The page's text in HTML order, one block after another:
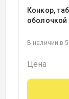
Конкор,
оболочкой
В наличии в
Цена